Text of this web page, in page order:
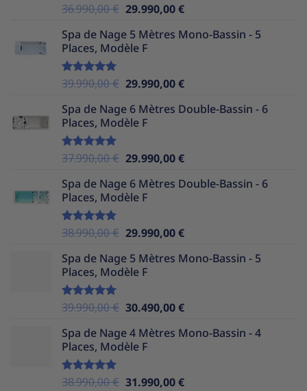
Note5.00
36.990,00€ Le
initial
était :
29.990,00€Le
actuel
Spa de Nage 5 Mètres Mono-Bassin - 5
Places, Modèle F
Note5.00
39.990,00€ Le
initial
était :
29.990,00€Le
actuel
Spa de Nage 6 Mètres Double-Bassin - 6
Places, Modèle F
Note5.00
37.990,00€ Le
initial
était :
29.990,00€Le
actuel
Spa de Nage 6 Mètres Double-Bassin - 6
Places, Modèle F
Note5.00
38.990,00€ Le
initial
était :
29.990,00€Le
actuel
Spa de Nage 5 Mètres Mono-Bassin - 5
Places, Modèle F
Note5.00
39.990,00€ Le
initial
était :
30.490,00€Le
actuel
Spa de Nage 4 Mètres Mono-Bassin - 4
Places, Modèle F
Note5.00
38.990,00€ Le
31.990,00€Le